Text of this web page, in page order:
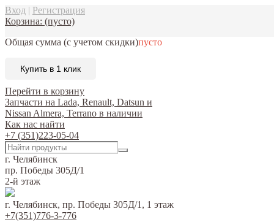
Вход | Регистрация
Корзина: (пусто)
Общая сумма (с учетом скидки)пусто
Купить в 1 клик
Перейти в корзину
Запчасти на Lada, Renault, Datsun и
Nissan Almera, Terrano в наличии
Как нас найти
+7 (351)223-05-04
г. Челябинск
пр. Победы 305Д/1
2-й этаж
г. Челябинск, пр. Победы 305Д/1, 1 этаж
+7(351)776-3-776